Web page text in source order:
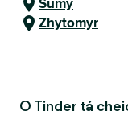
Zhytomyr
O Tinder tá